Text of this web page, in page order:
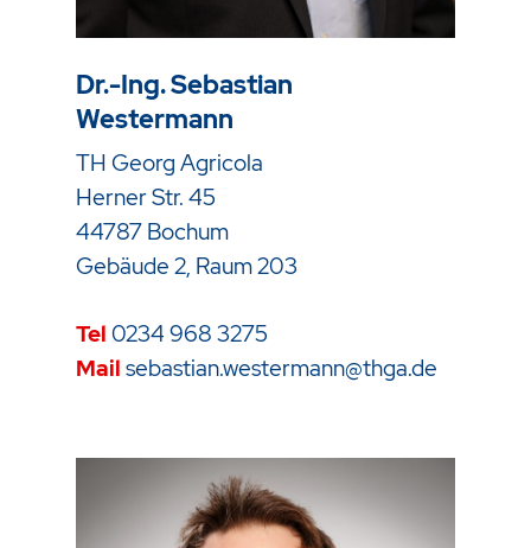
Dr.-Ing. Sebastian
Westermann
TH Georg Agricola
Herner Str. 45
44787 Bochum
Gebäude 2, Raum 203
Tel 0234 968 3275
Mail sebastian.westermann@thga.de